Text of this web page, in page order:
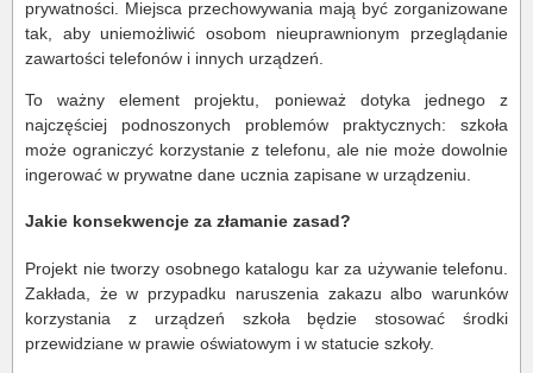
prywatności. Miejsca przechowywania mają być zorganizowane
tak, aby uniemożliwić osobom nieuprawnionym przeglądanie
zawartości telefonów i innych urządzeń.
To ważny element projektu, ponieważ dotyka jednego z
najczęściej podnoszonych problemów praktycznych: szkoła
może ograniczyć korzystanie z telefonu, ale nie może dowolnie
ingerować w prywatne dane ucznia zapisane w urządzeniu.
Jakie konsekwencje za złamanie zasad?
Projekt nie tworzy osobnego katalogu kar za używanie telefonu.
Zakłada, że w przypadku naruszenia zakazu albo warunków
korzystania z urządzeń szkoła będzie stosować środki
przewidziane w prawie oświatowym i w statucie szkoły.